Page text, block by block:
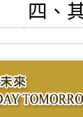
四、